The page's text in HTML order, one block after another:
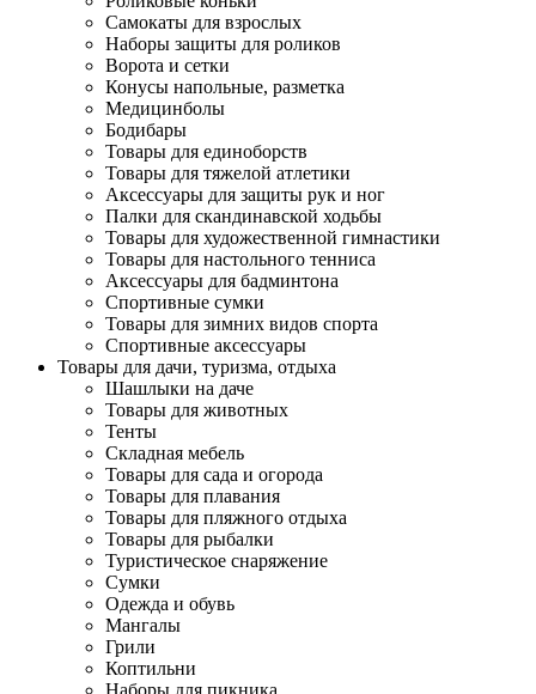
Самокаты для взрослых
Наборы защиты для роликов
Ворота и сетки
Конусы напольные, разметка
Медицинболы
Бодибары
Товары для единоборств
Товары для тяжелой атлетики
Аксессуары для защиты рук и ног
Палки для скандинавской ходьбы
Товары для художественной гимнастики
Товары для настольного тенниса
Аксессуары для бадминтона
Спортивные сумки
Товары для зимних видов спорта
Спортивные аксессуары
Товары для дачи, туризма, отдыха
Шашлыки на даче
Товары для животных
Тенты
Складная мебель
Товары для сада и огорода
Товары для плавания
Товары для пляжного отдыха
Товары для рыбалки
Туристическое снаряжение
Сумки
Одежда и обувь
Мангалы
Грили
Коптильни
Наборы для пикника